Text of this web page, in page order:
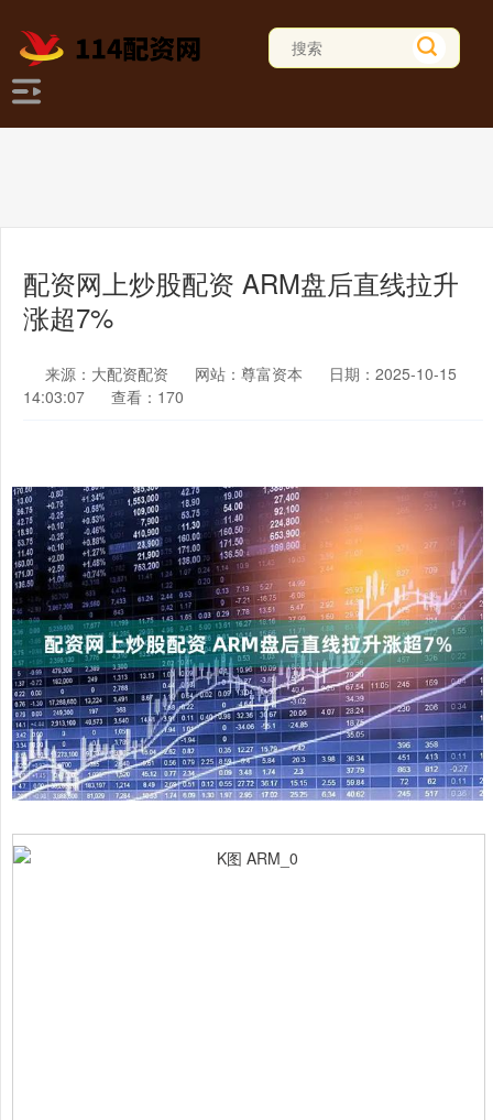
配资网上炒股配资 ARM盘后直线拉升
涨超7%
来源：大配资配资 网站：尊富资本
日期：2025-10-15
14:03:07
查看：170